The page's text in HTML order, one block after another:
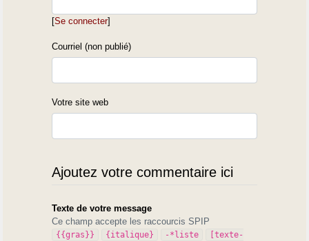
[Se connecter]
Courriel (non publié)
Votre site web
Ajoutez votre commentaire ici
Texte de votre message
Ce champ accepte les raccourcis SPIP
{{gras}} {italique} -*liste
[texte-